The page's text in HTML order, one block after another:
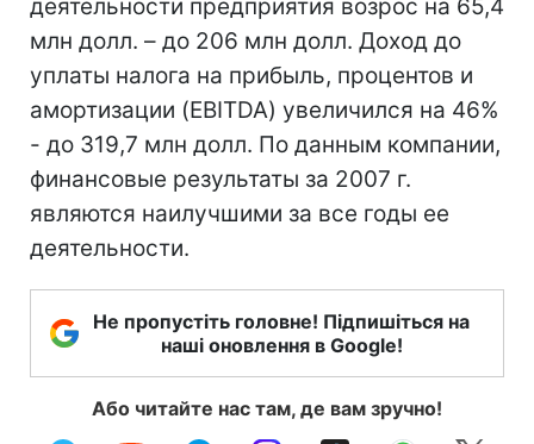
деятельности предприятия возрос на 65,4
млн долл. – до 206 млн долл. Доход до
уплаты налога на прибыль, процентов и
амортизации (EBITDA) увеличился на 46%
- до 319,7 млн долл. По данным компании,
финансовые результаты за 2007 г.
являются наилучшими за все годы ее
деятельности.
Не пропустіть головне! Підпишіться на
наші оновлення в Google!
Або читайте нас там, де вам зручно!